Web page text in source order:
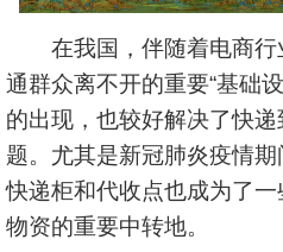
在我国，伴随着电商行
通群众离不开的重要“基础
的出现，也较好解决了快递
题。尤其是新冠肺炎疫情期
快递柜和代收点也成为了
物资的重要中转地。